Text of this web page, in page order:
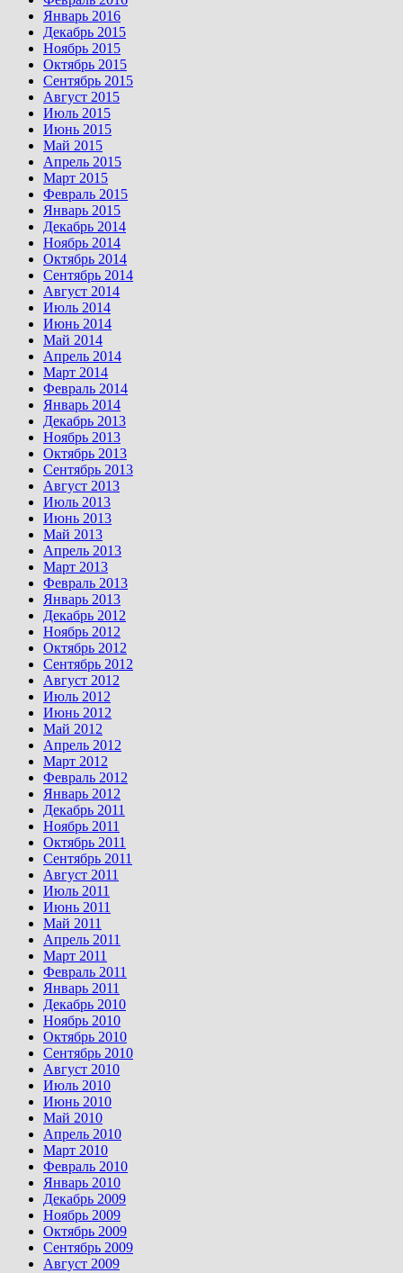
Январь 2016
Декабрь 2015
Ноябрь 2015
Октябрь 2015
Сентябрь 2015
Август 2015
Июль 2015
Июнь 2015
Май 2015
Апрель 2015
Март 2015
Февраль 2015
Январь 2015
Декабрь 2014
Ноябрь 2014
Октябрь 2014
Сентябрь 2014
Август 2014
Июль 2014
Июнь 2014
Май 2014
Апрель 2014
Март 2014
Февраль 2014
Январь 2014
Декабрь 2013
Ноябрь 2013
Октябрь 2013
Сентябрь 2013
Август 2013
Июль 2013
Июнь 2013
Май 2013
Апрель 2013
Март 2013
Февраль 2013
Январь 2013
Декабрь 2012
Ноябрь 2012
Октябрь 2012
Сентябрь 2012
Август 2012
Июль 2012
Июнь 2012
Май 2012
Апрель 2012
Март 2012
Февраль 2012
Январь 2012
Декабрь 2011
Ноябрь 2011
Октябрь 2011
Сентябрь 2011
Август 2011
Июль 2011
Июнь 2011
Май 2011
Апрель 2011
Март 2011
Февраль 2011
Январь 2011
Декабрь 2010
Ноябрь 2010
Октябрь 2010
Сентябрь 2010
Август 2010
Июль 2010
Июнь 2010
Май 2010
Апрель 2010
Март 2010
Февраль 2010
Январь 2010
Декабрь 2009
Ноябрь 2009
Октябрь 2009
Сентябрь 2009
Август 2009